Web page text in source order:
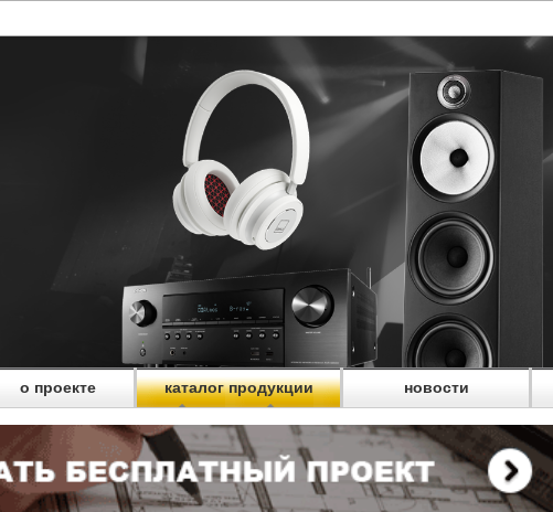
о проекте каталог продукции новости